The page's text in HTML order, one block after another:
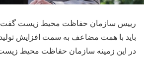
رییس سازمان حفاظت محیط‌ زیست
باید با همت مضاعف به سمت افزایش
در این زمینه سازمان حفاظت محیط